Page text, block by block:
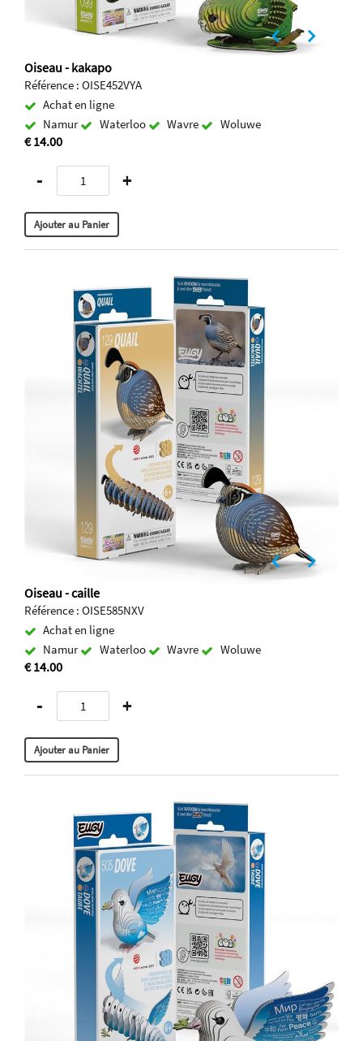
Oiseau - kakapo
Référence : OISE452VYA
Achat en ligne
Namur
Waterloo Wavre Woluwe
€ 14.00
- +
Oiseau - caille
Référence : OISE585NXV
Achat en ligne
Namur
Waterloo Wavre Woluwe
€ 14.00
- +